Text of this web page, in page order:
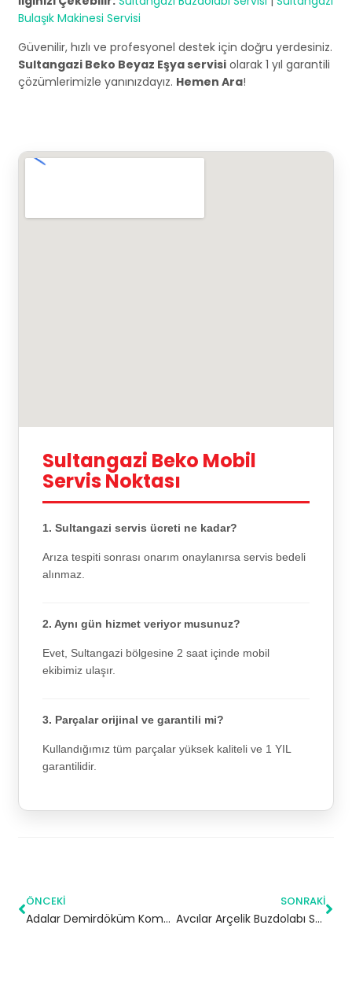
Bulaşık Makinesi Servisi
Güvenilir, hızlı ve profesyonel destek için doğru yerdesiniz.
Sultangazi Beko Beyaz Eşya servisi olarak 1 yıl garantili
çözümlerimizle yanınızdayız. Hemen Ara!
Sultangazi Beko Mobil
Servis Noktası
1. Sultangazi servis ücreti ne kadar?
Arıza tespiti sonrası onarım onaylanırsa servis bedeli
alınmaz.
2. Aynı gün hizmet veriyor musunuz?
Evet, Sultangazi bölgesine 2 saat içinde mobil
ekibimiz ulaşır.
3. Parçalar orijinal ve garantili mi?
Kullandığımız tüm parçalar yüksek kaliteli ve 1 YIL
garantilidir.
ÖNCEKI
Adalar Demirdöküm Kombi Servisi – Yetkili Servis
SONRAKI
Avcılar Arçelik Buzdolabı Servisi